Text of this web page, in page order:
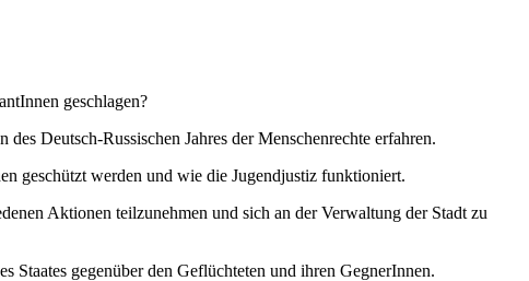
geschlagen?
Deutsch-Russischen Jahres der Menschenrechte erfahren.
geschützt werden und wie die Jugendjustiz funktioniert.
Aktionen teilzunehmen und sich an der Verwaltung der Stadt zu
Staates gegenüber den Geflüchteten und ihren GegnerInnen.